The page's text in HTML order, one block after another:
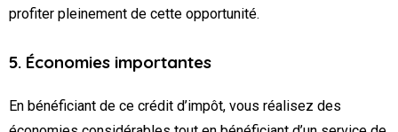
profiter pleinement de cette opportunité.
5. Économies importantes
En bénéficiant de ce crédit d’impôt, vous réalisez des